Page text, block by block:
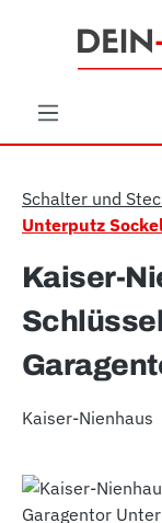
Zum Hauptinhalt
Schalter und
Unterputz
Kaiser-
Kaiser-Nienhaus
Bildergalerie